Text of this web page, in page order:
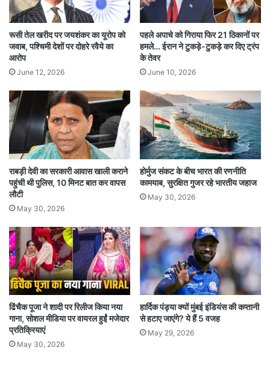
बताया कि सेंटर की दूसरी मंजिल पर दो आईसीयू हैं: ट्रॉमा
आईसीयू और सेमी-आईसीयू। ट्रॉमा आईसीयू में शॉर्ट सर्किट
के कारण आग तेजी से फैल गई और जहरीली गैसें उत्पन्न
हुईं।
अधिकांश मरीज गंभीर रूप से बेहोश थे। ट्रॉमा सेंटर टीम,
नर्सिंग ऑफिसर और वार्ड बॉय ने ट्रॉली पर मरीजों को
लादकर सुरक्षित स्थान पर पहुंचाया, जिनमें से छह मरीज बहुत
गंभीर हालत में थे। यह घटना जयपुर और राजस्थान में
अस्पताल सुरक्षा को लेकर गंभीर सवाल खड़े कर रही है।
जांच पूरी होने के बाद ही आग लगने की सटीक वजह और
लापरवाही का अंदाज लगाया जा सकेगा।
8 deaths CM Bhajanlal Sharma
emergency response ICU fire
Jaipur hospital fire patient evacuation
रूसी तेल खरीद पर जयशंकर का यूरोप को
जवाब, पश्चिमी देशों पर दोहरे रवैये का
आरोप
June 12, 2026
पहले अपाचे को गिराया फिर 21 ठिकानों पर
हमले… ईरान ने टुकड़े-टुकड़े कर दिए ट्रंप
के तेवर
June 10, 2026
राबड़ी देवी का सरकारी आवास खाली कराने
पहुंची थी पुलिस, 10 मिनट बात कर वापस
लौटी
May 30, 2026
होर्मुज संकट के बीच भारत की रणनीति
कामयाब, सुरक्षित गुजर रहे भारतीय जहाज
May 30, 2026
ढिंचैक पूजा ने शादी पर रिलीज किया नया
गाना, सोशल मीडिया पर वायरल हुईं मजेदार
प्रतिक्रियाएं
May 30, 2026
हार्दिक पंड्या क्यों मुंबई इंडियंस की कप्तानी
से हटाए जाएंगे? ये हैं 5 वजह
May 29, 2026